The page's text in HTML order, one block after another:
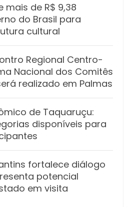
mais de R$ 9,38
do Brasil para
cultural
Regional Centro-
Nacional dos Comitês
realizado em Palmas
de Taquaruçu:
disponíveis para
fortalece diálogo
potencial
em visita